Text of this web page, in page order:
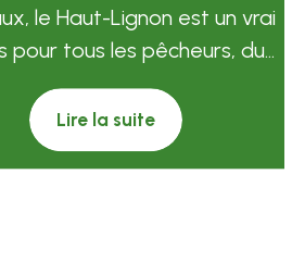
le Haut-Lignon est un vrai
pour tous les pêcheurs, du...
Lire la suite